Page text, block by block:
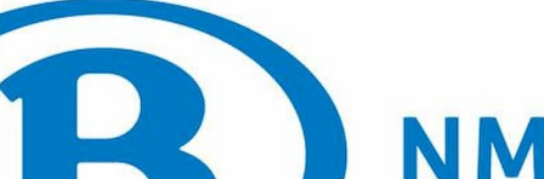
Projets
Actualités